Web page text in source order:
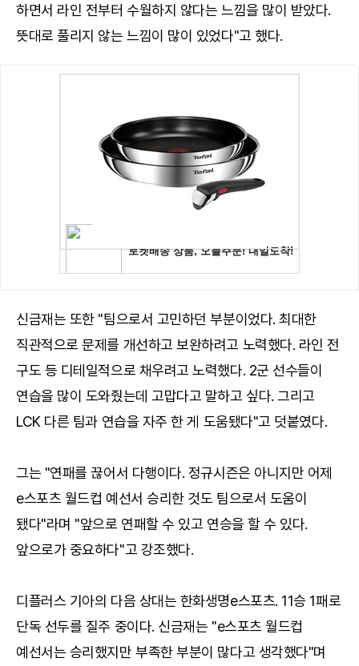
하면서 라인 전부터 수월하지 않다는 느낌을 많이 받았다.
뜻대로 풀리지 않는 느낌이 많이 있었다"고 했다.
신금재는 또한 "팀으로서 고민하던 부분이었다. 최대한
직관적으로 문제를 개선하고 보완하려고 노력했다. 라인 전
구도 등 디테일적으로 채우려고 노력했다. 2군 선수들이
연습을 많이 도와줬는데 고맙다고 말하고 싶다. 그리고
LCK 다른 팀과 연습을 자주 한 게 도움됐다"고 덧붙였다.
그는 "연패를 끊어서 다행이다. 정규시즌은 아니지만 어제
e스포츠 월드컵 예선서 승리한 것도 팀으로서 도움이
됐다"라며 "앞으로 연패할 수 있고 연승을 할 수 있다.
앞으로가 중요하다"고 강조했다.
디플러스 기아의 다음 상대는 한화생명e스포츠. 11승 1패로
단독 선두를 질주 중이다. 신금재는 "e스포츠 월드컵
예선서는 승리했지만 부족한 부분이 많다고 생각했다"며